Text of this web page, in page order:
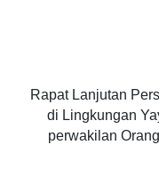
Rapat Lanjutan
di Lingkungan
perwakilan